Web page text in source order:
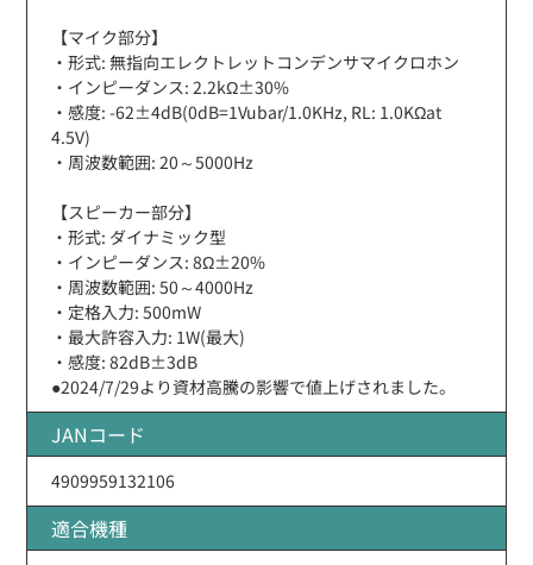
【マイク部分】
・形式: 無指向エレクトレットコンデンサマイクロホン
・インピーダンス: 2.2kΩ±30%
・感度: -62±4dB(0dB=1Vubar/1.0KHz, RL: 1.0KΩat
4.5V)
・周波数範囲: 20～5000Hz
【スピーカー部分】
・形式: ダイナミック型
・インピーダンス: 8Ω±20%
・周波数範囲: 50～4000Hz
・定格入力: 500mW
・最大許容入力: 1W(最大)
・感度: 82dB±3dB
●2024/7/29より資材高騰の影響で値上げされました。
JANコード
4909959132106
適合機種